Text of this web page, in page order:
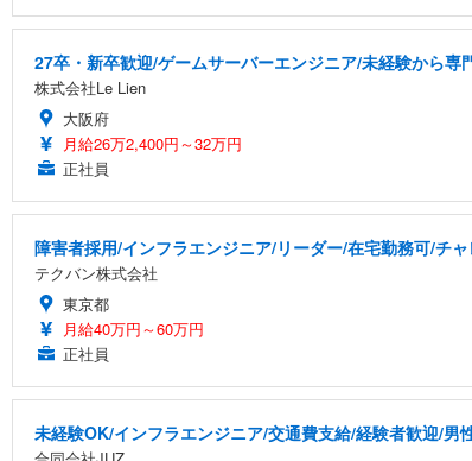
27卒・新卒歓迎/ゲームサーバーエンジニア/未経験から専
株式会社Le Lien
大阪府
月給26万2,400円～32万円
正社員
障害者採用/インフラエンジニア/リーダー/在宅勤務可/チ
テクバン株式会社
東京都
月給40万円～60万円
正社員
未経験OK/インフラエンジニア/交通費支給/経験者歓迎/男